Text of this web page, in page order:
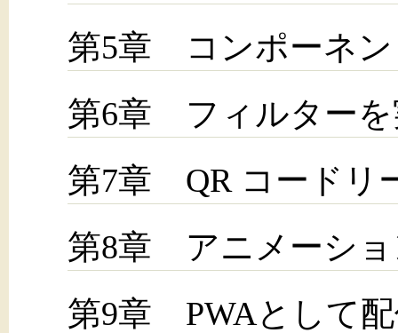
第5章 コンポーネン
第6章 フィルターを
第7章 QR コードリ
第8章 アニメーショ
第9章 PWAとして